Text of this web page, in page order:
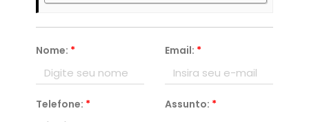
Nome: * Email: *
Telefone: * Assunto: *